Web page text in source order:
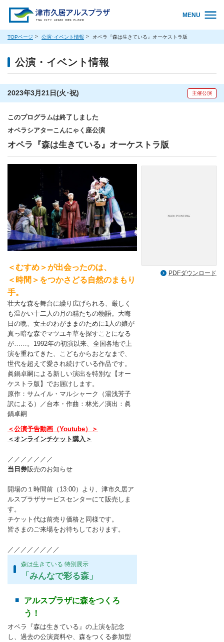
MENU
TOPページ 公演･イベント情報 オペラ『森は生きている』オーケストラ版
公演・イベント情報
2023年3月21日(火･祝) 主催公演
このプログラムは終了しました
オペラシアターこんにゃく座公演
オペラ『森は生きている』オーケストラ版
＜むすめ＞が出会ったのは、
＜時間＞をつかさどる自然のまもり
手。
壮大な森を舞台に繰り広げられる、厳しく
も温かい十二人の月の精たちの物語。大晦
日の晩、女王のわがままのために1人の娘が
真っ暗な森でマツユキ草を探すことになる
が……。1992年の初演以来、全国各地で上
演を重ねてきた、こどもからおとなまで、
世代を超えて愛され続けている作品です。
眞鍋卓嗣による新しい演出を特別な【オー
ケストラ版】でお届けします。
原作：サムイル・マルシャーク（湯浅芳子
訳による）／台本・作曲：林光／演出：眞
鍋卓嗣
＜公演予告動画（Youtube）＞
＜オンラインチケット購入＞
／／／／／／／
当日券販売のお知らせ
開場の１時間前（13:00）より、津市久居ア
ルスプラザサービスセンターにて販売しま
す。
チケット代は前売り価格と同様です。
皆さまのご来場をお待ちしております。
／／／／／／／／
森は生きている 特別展示
「みんなで彩る森」
アルスプラザに森をつくろ
う！
オペラ『森は生きている』の上演を記念
し、過去の公演資料や、森をつくる参加型
PDFダウンロード